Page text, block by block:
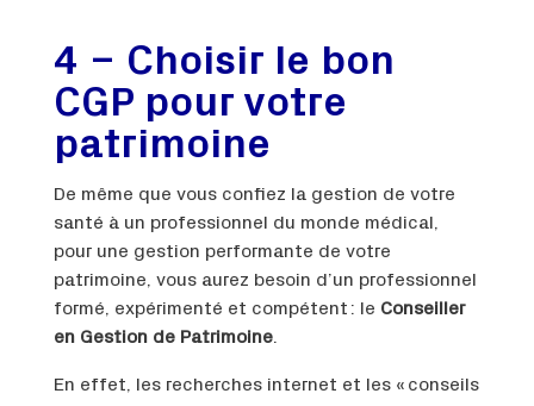
4 – Choisir le bon
CGP pour votre
patrimoine
De même que vous confiez la gestion de votre
santé à un professionnel du monde médical,
pour une gestion performante de votre
patrimoine, vous aurez besoin d’un professionnel
formé, expérimenté et compétent : le Conseiller
en Gestion de Patrimoine.
En effet, les recherches internet et les « conseils